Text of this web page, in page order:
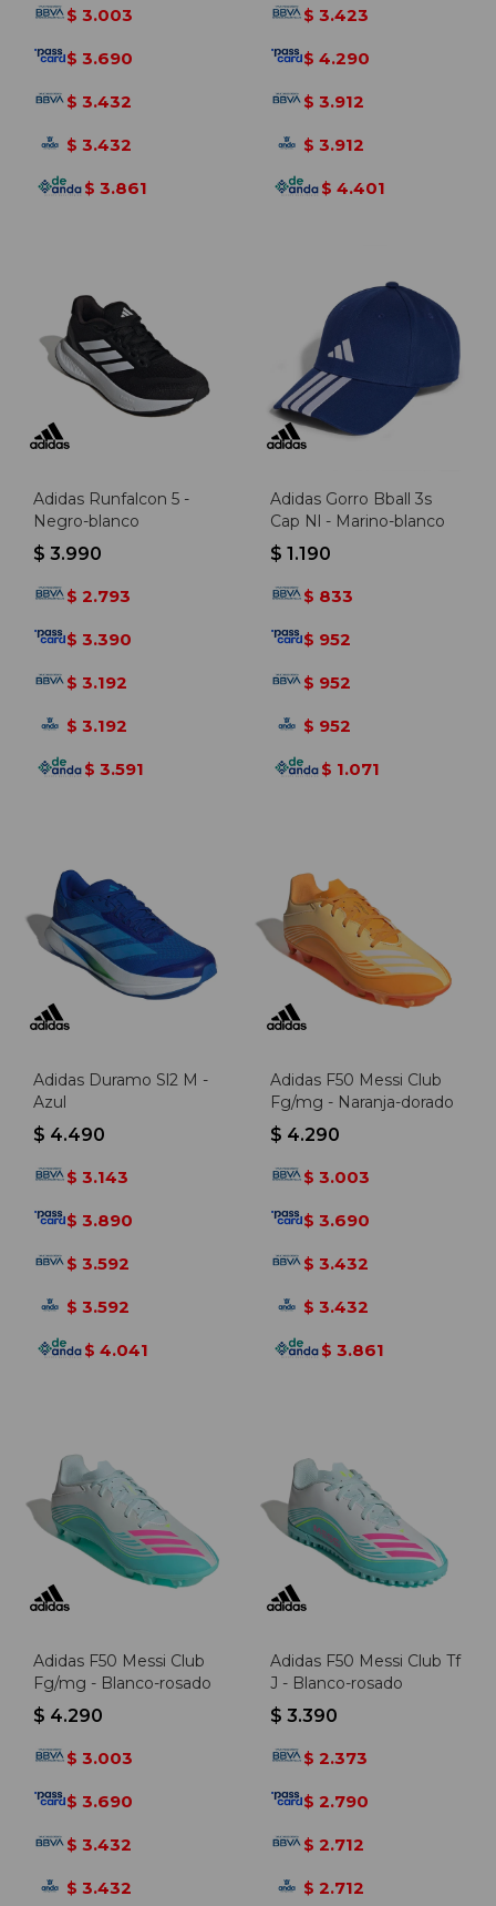
$ 3.003
$ 3.690
$ 3.432
$ 3.432
$ 3.861
$ 3.423
$ 4.290
$ 3.912
$ 3.912
$ 4.401
Adidas Runfalcon 5 -
Negro-blanco
$ 3.990
$ 2.793
$ 3.390
$ 3.192
$ 3.192
$ 3.591
Adidas Gorro Bball 3s
Cap Nl - Marino-blanco
$ 1.190
$ 833
$ 952
$ 952
$ 952
$ 1.071
Adidas Duramo Sl2 M -
Azul
$ 4.490
$ 3.143
$ 3.890
$ 3.592
$ 3.592
$ 4.041
Adidas F50 Messi Club
Fg/mg - Naranja-dorado
$ 4.290
$ 3.003
$ 3.690
$ 3.432
$ 3.432
$ 3.861
Adidas F50 Messi Club
Fg/mg - Blanco-rosado
$ 4.290
$ 3.003
$ 3.690
$ 3.432
$ 3.432
Adidas F50 Messi Club Tf
J - Blanco-rosado
$ 3.390
$ 2.373
$ 2.790
$ 2.712
$ 2.712